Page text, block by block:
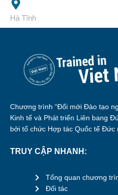
Hà Tĩnh
Chương trình “Đổi mới Đào tạo
Kinh tế và Phát triển Liên bang
bởi tổ chức Hợp tác Quốc tế Đức
TRUY CẬP NHANH:
Tổng quan chương
Đối tác